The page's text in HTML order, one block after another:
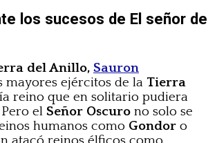
los sucesos de El señor de
del Anillo, Sauron
mayores ejércitos de la Tierra
reino que en solitario pudiera
el Señor Oscuro no solo se
humanos como Gondor o